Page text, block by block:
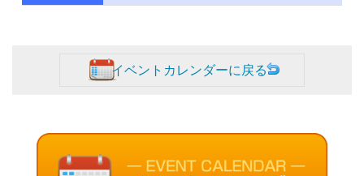
イベントカレンダーに戻る